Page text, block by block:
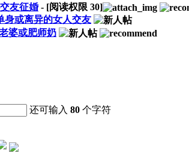
友征婚 - [阅读权限 30]
身或离异的女人交友
婆或肥师奶
还可输入80 个字符